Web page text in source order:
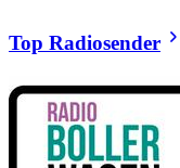
Top Radiosender